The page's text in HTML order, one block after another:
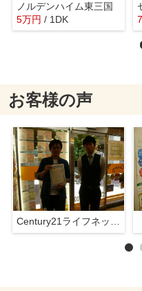
ノルデンハイム東三国
5万円 / 1DK
7
お客様の声